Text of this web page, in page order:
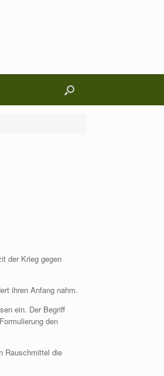
der Krieg gegen
ihren Anfang nahm.
ein. Der Begriff
den
Rauschmittel die